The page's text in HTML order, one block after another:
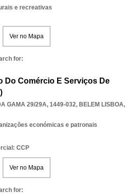
e recreativas
Ver no Mapa
for:
Do Comércio E Serviços De
GAMA 29/29A, 1449-032, BELEM LISBOA,
económicas e patronais
CCP
Ver no Mapa
for: